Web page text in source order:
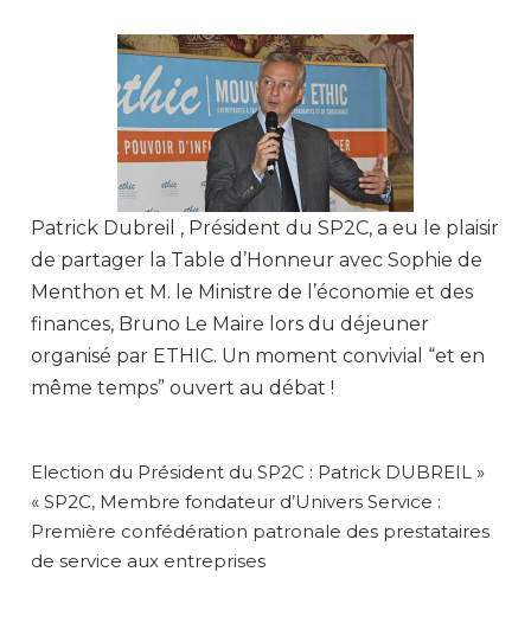
Patrick Dubreil , Président du SP2C, a eu le plaisir
de partager la Table d’Honneur avec Sophie de
Menthon et M. le Ministre de l’économie et des
finances, Bruno Le Maire lors du déjeuner
organisé par ETHIC. Un moment convivial “et en
même temps” ouvert au débat !
NAVIGATION
DE
L’ARTICLE
Election du Président du SP2C : Patrick DUBREIL »
« SP2C, Membre fondateur d’Univers Service :
Première confédération patronale des prestataires
de service aux entreprises